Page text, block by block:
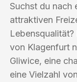
Suchst du nach
attraktiven
von Klagenfurt
Gliwice, eine
eine Vielzahl